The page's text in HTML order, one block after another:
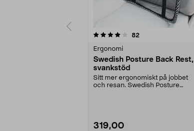
82
Ergonomi
Swedish Posture Back Rest,
svankstöd
Sitt mer ergonomiskt på jobbet
och resan. Swedish Posture
319,00
4.0av 5 stjärnor